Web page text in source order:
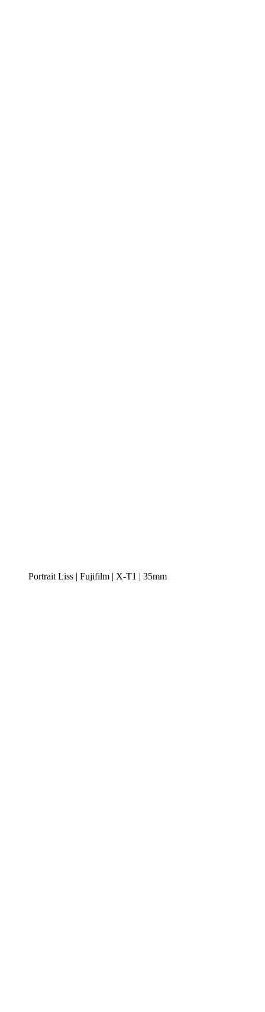
Portrait Liss | Fujifilm | X-T1 | 35mm